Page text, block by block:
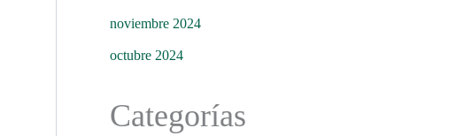
noviembre 2024
octubre 2024
Categorías